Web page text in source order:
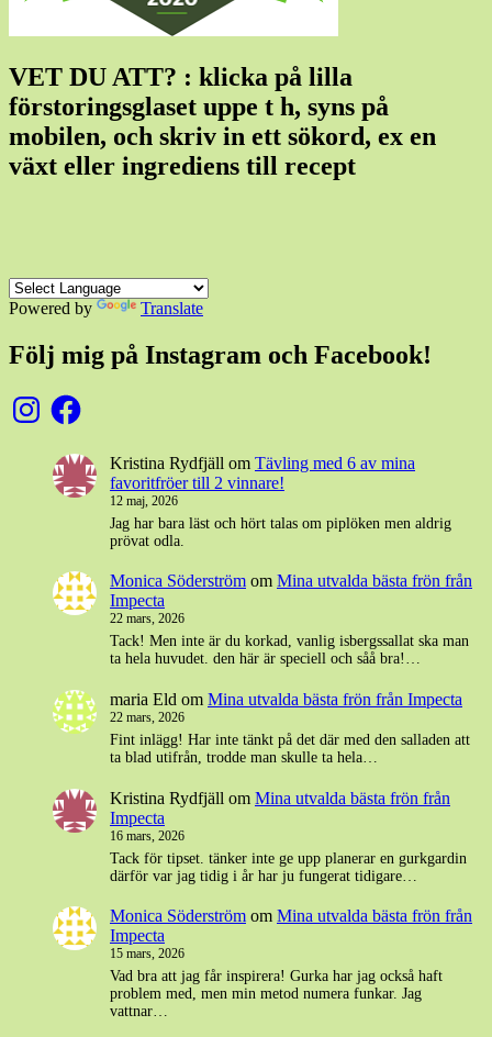
VET DU ATT? : klicka på lilla
förstoringsglaset uppe t h, syns på
mobilen, och skriv in ett sökord, ex en
växt eller ingrediens till recept
Powered by Translate
Följ mig på Instagram och Facebook!
InstagramFacebook
Kristina Rydfjäll om Tävling med 6 av mina
favoritfröer till 2 vinnare!
12 maj, 2026
Jag har bara läst och hört talas om piplöken men aldrig
prövat odla.
Monica Söderström om Mina utvalda bästa frön från
Impecta
22 mars, 2026
Tack! Men inte är du korkad, vanlig isbergssallat ska man
ta hela huvudet. den här är speciell och såå bra!…
maria Eld om Mina utvalda bästa frön från Impecta
22 mars, 2026
Fint inlägg! Har inte tänkt på det där med den salladen att
ta blad utifrån, trodde man skulle ta hela…
Kristina Rydfjäll om Mina utvalda bästa frön från
Impecta
16 mars, 2026
Tack för tipset. tänker inte ge upp planerar en gurkgardin
därför var jag tidig i år har ju fungerat tidigare…
Monica Söderström om Mina utvalda bästa frön från
Impecta
15 mars, 2026
Vad bra att jag får inspirera! Gurka har jag också haft
problem med, men min metod numera funkar. Jag
vattnar…